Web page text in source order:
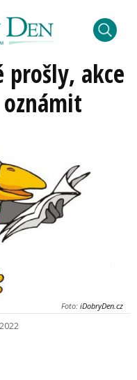
prošly, akce
Foto: iDobryDen.cz